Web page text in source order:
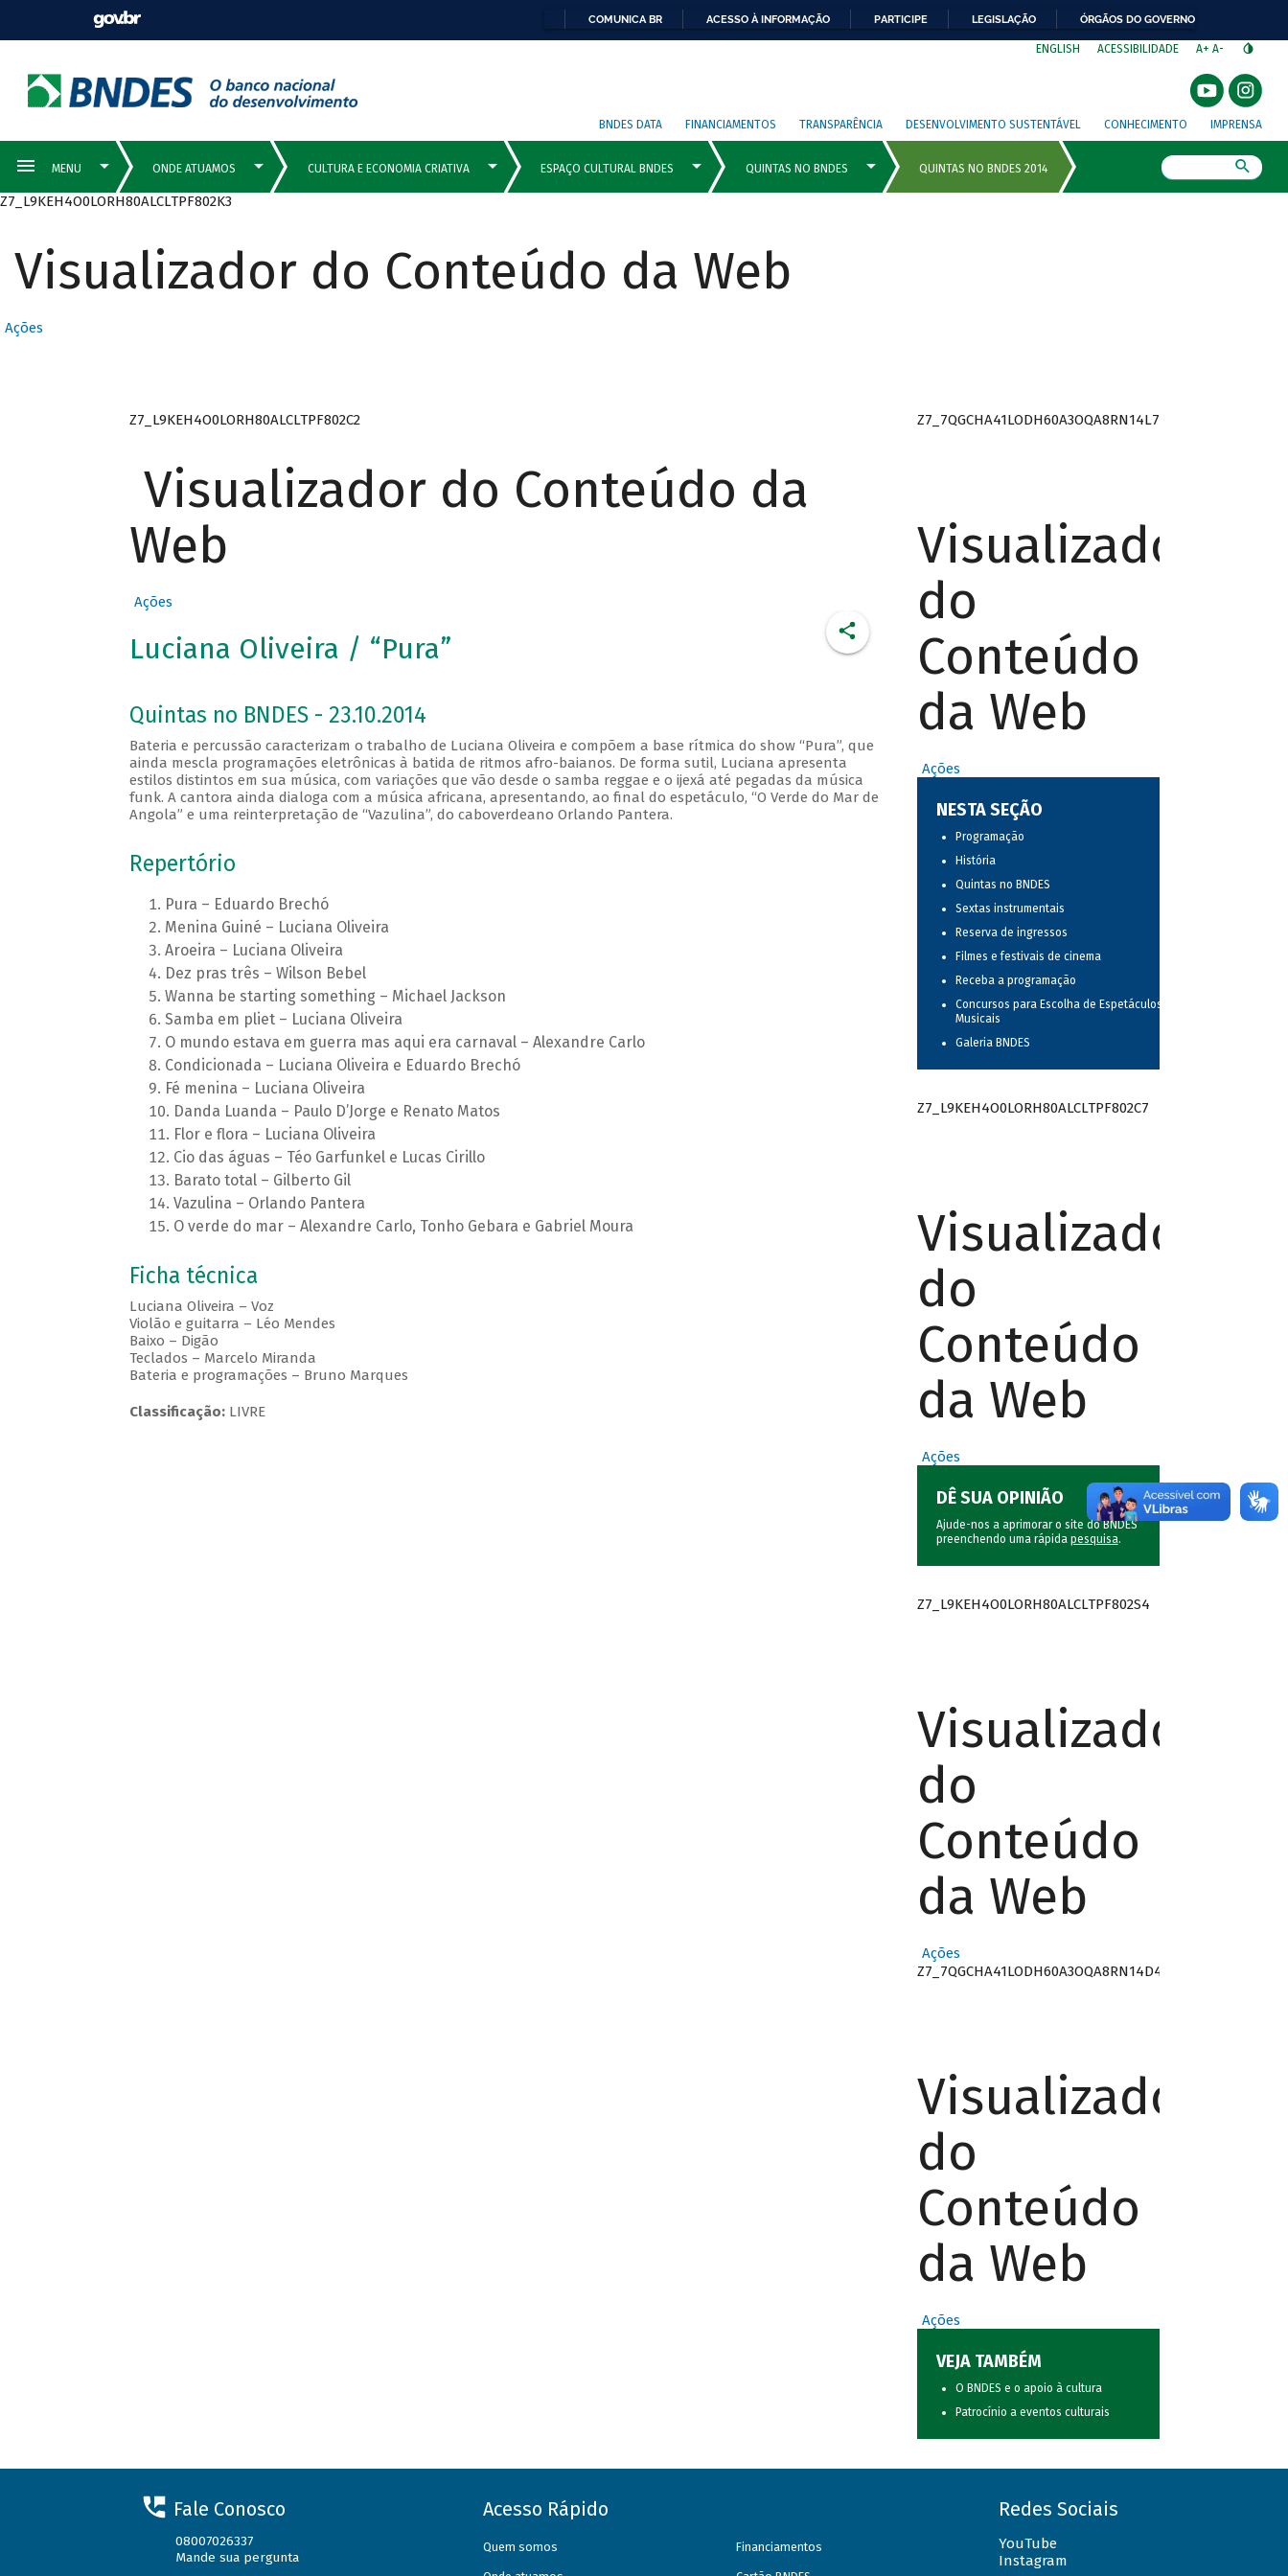
COMUNICA BR ACESSO À INFORMAÇÃO PARTICIPE LEGISLAÇÃO ÓRGÃOS DO GOVERNO
ENGLISH ACESSIBILIDADE A+ A-
BNDES DATA FINANCIAMENTOS TRANSPARÊNCIA DESENVOLVIMENTO SUSTENTÁVEL CONHECIMENTO IMPRENSA
Z7_L9KEH4O0LORH80ALCLTPF802K3
Visualizador do Conteúdo da Web
Ações
Z7_L9KEH4O0LORH80ALCLTPF802C2
Visualizador do Conteúdo da
Web
Ações
Luciana Oliveira / “Pura”
Quintas no BNDES - 23.10.2014
Bateria e percussão caracterizam o trabalho de Luciana Oliveira e compõem a base rítmica do show “Pura”, que
ainda mescla programações eletrônicas à batida de ritmos afro-baianos. De forma sutil, Luciana apresenta
estilos distintos em sua música, com variações que vão desde o samba reggae e o ijexá até pegadas da música
funk. A cantora ainda dialoga com a música africana, apresentando, ao final do espetáculo, “O Verde do Mar de
Angola” e uma reinterpretação de “Vazulina”, do caboverdeano Orlando Pantera.
Repertório
Pura – Eduardo Brechó
Menina Guiné – Luciana Oliveira
Aroeira – Luciana Oliveira
Dez pras três – Wilson Bebel
Wanna be starting something – Michael Jackson
Samba em pliet – Luciana Oliveira
O mundo estava em guerra mas aqui era carnaval – Alexandre Carlo
Condicionada – Luciana Oliveira e Eduardo Brechó
Fé menina – Luciana Oliveira
Danda Luanda – Paulo D’Jorge e Renato Matos
Flor e flora – Luciana Oliveira
Cio das águas – Téo Garfunkel e Lucas Cirillo
Barato total – Gilberto Gil
Vazulina – Orlando Pantera
O verde do mar – Alexandre Carlo, Tonho Gebara e Gabriel Moura
Ficha técnica
Luciana Oliveira – Voz
Violão e guitarra – Léo Mendes
Baixo – Digão
Teclados – Marcelo Miranda
Bateria e programações – Bruno Marques
Classificação:LIVRE
Z7_7QGCHA41LODH60A3OQA8RN14L7
Visualizador
do
Conteúdo
da Web
Ações
NESTA SEÇÃO
Programação
História
Quintas no BNDES
Sextas instrumentais
Reserva de ingressos
Filmes e festivais de cinema
Receba a programação
Concursos para Escolha de Espetáculos
Musicais
Galeria BNDES
Z7_L9KEH4O0LORH80ALCLTPF802C7
Visualizador
do
Conteúdo
da Web
Ações
DÊ SUA OPINIÃO
Ajude-nos a aprimorar o site do BNDES
preenchendo uma rápida pesquisa.
Z7_L9KEH4O0LORH80ALCLTPF802S4
Visualizador
do
Conteúdo
da Web
Ações
Z7_7QGCHA41LODH60A3OQA8RN14D4
Visualizador
do
Conteúdo
da Web
Ações
VEJA TAMBÉM
O BNDES e o apoio à cultura
Patrocínio a eventos culturais
Fale Conosco
08007026337
Mande sua pergunta
Acesso Rápido
Quem somos Financiamentos
Redes Sociais
YouTube
Instagram